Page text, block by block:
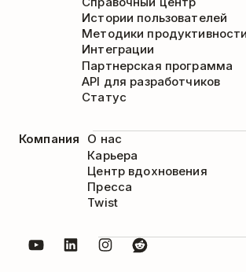
Истории пользователей
Методики продуктивности
Интеграции
Партнерская программа
API для разработчиков
Статус
Компания
О нас
Карьера
Центр вдохновения
Пресса
Twist